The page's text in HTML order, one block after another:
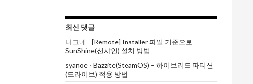
최신 댓글
나그네 - [Remote] Installer 파일 기준으로
SunShine(선샤인) 설치 방법
syanoe - Bazzite(SteamOS) – 하이브리드 파티션
(드라이브) 적용 방법